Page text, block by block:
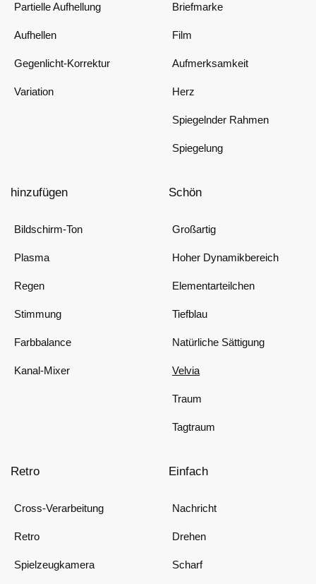
Partielle Aufhellung
Aufhellen
Gegenlicht-Korrektur
Variation
Briefmarke
Film
Aufmerksamkeit
Herz
Spiegelnder Rahmen
Spiegelung
hinzufügen
Bildschirm-Ton
Plasma
Regen
Stimmung
Farbbalance
Kanal-Mixer
Schön
Großartig
Hoher Dynamikbereich
Elementarteilchen
Tiefblau
Natürliche Sättigung
Velvia
Traum
Tagtraum
Retro
Cross-Verarbeitung
Retro
Spielzeugkamera
Einfach
Nachricht
Drehen
Scharf